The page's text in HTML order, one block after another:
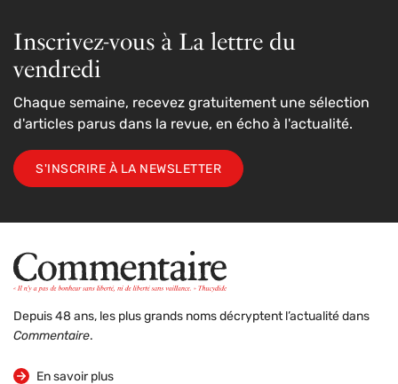
Inscrivez-vous à La lettre du
vendredi
Chaque semaine, recevez gratuitement une sélection
d'articles parus dans la revue, en écho à l'actualité.
S'INSCRIRE À LA NEWSLETTER
Depuis 48 ans, les plus grands noms décryptent l’actualité dans
Commentaire.
En savoir plus
sur la revue